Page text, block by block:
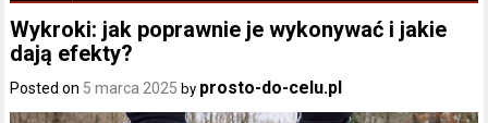
Wykroki: jak poprawnie je wykonywać i jakie
dają efekty?
Posted on 5 marca 2025 by prosto-do-celu.pl